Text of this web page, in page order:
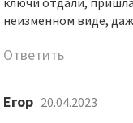
неизменном виде,
Ответить
Егор 20.04.2023